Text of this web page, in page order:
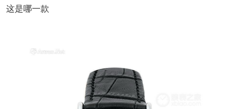
这是哪一款